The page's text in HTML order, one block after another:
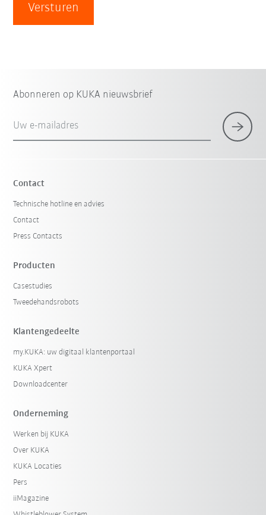
Versturen
Abonneren op KUKA nieuwsbrief
Uw e-mailadres
Contact
Technische hotline en advies
Contact
Press Contacts
Producten
Casestudies
Tweedehandsrobots
Klantengedeelte
my.KUKA: uw digitaal klantenportaal
KUKA Xpert
Downloadcenter
Onderneming
Werken bij KUKA
Over KUKA
KUKA Locaties
Pers
iiMagazine